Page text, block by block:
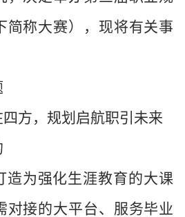
简称大赛），现将有关事
方，规划启航职引未来
造为强化生涯教育的大课
对接的大平台、服务毕业